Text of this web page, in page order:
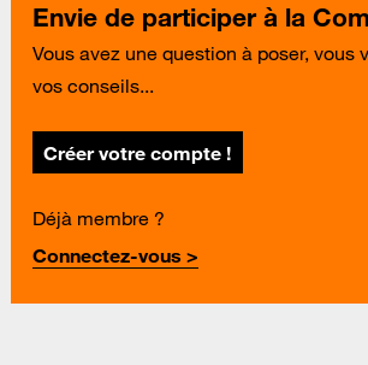
Envie de participer à la
Vous avez une question à poser, vous
vos conseils...
Créer votre compte !
Déjà membre ?
Connectez-vous >